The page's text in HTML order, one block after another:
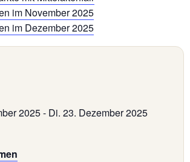
im November 2025
im Dezember 2025
2025- Di. 23. Dezember 2025